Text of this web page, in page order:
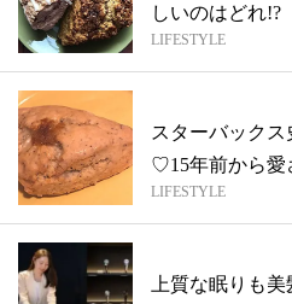
しいのはどれ!?
音...
LIFESTYLE
スターバック
♡15年前から愛
に...
LIFESTYLE
上質な眠りも